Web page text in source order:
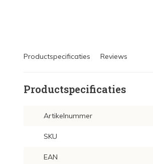
Productspecificaties Reviews
Productspecificaties
Artikelnummer
SKU
EAN